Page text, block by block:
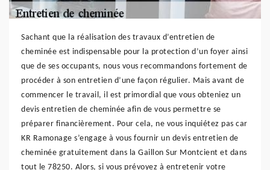
Sachant que la réalisation des travaux d’entretien de
cheminée est indispensable pour la protection d’un foyer ainsi
que de ses occupants, nous vous recommandons fortement de
procéder à son entretien d’une façon régulier. Mais avant de
commencer le travail, il est primordial que vous obteniez un
devis entretien de cheminée afin de vous permettre se
préparer financièrement. Pour cela, ne vous inquiétez pas car
KR Ramonage s’engage à vous fournir un devis entretien de
cheminée gratuitement dans la Gaillon Sur Montcient et dans
tout le 78250. Alors, si vous prévoyez à entretenir votre